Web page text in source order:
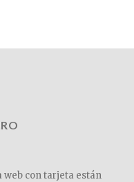
web con tarjeta están